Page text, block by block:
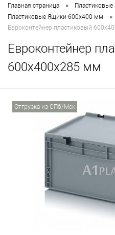
Главная страница •
Пластиковые Ящики 600х400 мм •
Евроконтейнер пластиковый
Евроконтейнер
600х400х285 мм
Отгрузка из СПб/Мск